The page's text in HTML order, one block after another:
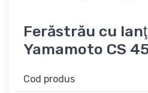
Ferăstrău cu
Yamamoto CS
Cod produs